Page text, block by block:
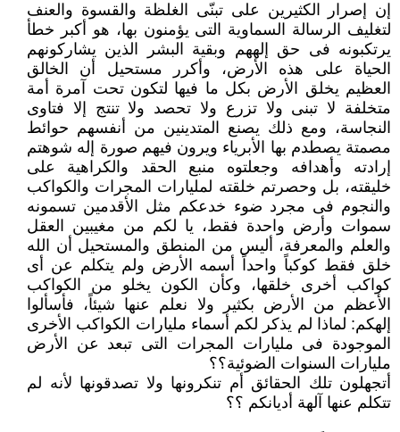
إن إصرار الكثيرين على تبنّى الغلظة والقسوة والعنف
لتغليف الرسالة السماوية التى يؤمنون بها، هو أكبر خطأ
يرتكبونه فى حق إلههم ‏وبقية البشر الذين يشاركونهم
الحياة على هذه الأرض، وأكرر مستحيل أن الخالق
العظيم يخلق الأرض بكل ما فيها لتكون تحت آمرة أمة
‏متخلفة لا تبنى ولا تزرع ولا تحصد ولا تنتج إلا فتاوى
النجاسة، ومع ذلك يصنع المتدينين من أنفسهم حوائط
مصمتة يصطدم بها الأبرياء ‏ويرون فيهم صورة إله شوهتم
إرادته وأهدافه وجعلتوه منبع الحقد والكراهية على
خليقته، بل وحصرتم خلقته لمليارات المجرات والكواكب
‏والنجوم فى مجرد ضوء خدعكم مثل الأقدمين تسمونه
سموات وأرض واحدة فقط، يا لكم من مغيبين العقل
والعلم والمعرفة، أليس من ‏المنطق والمستحيل أن الله
خلق فقط كوكباً واحداً أسمه الأرض ولم يتكلم عن أى
كواكب أخرى خلقها، وكأن الكون يخلو من الكواكب
‏الأعظم من الأرض بكثير ولا نعلم عنها شيئاً، فأسألوا
إلهكم: لماذا لم يذكر لكم أسماء مليارات الكواكب الأخرى
الموجودة فى مليارات ‏المجرات التى تبعد عن الأرض
مليارات السنوات الضوئية؟؟
أتجهلون تلك الحقائق أم تنكرونها ولا تصدقونها لأنه لم
تتكلم عنها آلهة أديانكم ؟؟‏